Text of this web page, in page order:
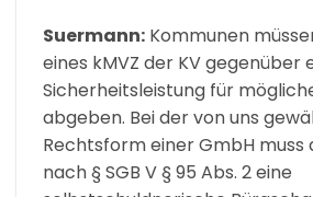
Suermann: Kommunen
eines kMVZ der KV gegenüber
Sicherheitsleistung für
abgeben. Bei der von uns
Rechtsform einer GmbH muss
nach § SGB V § 95 Abs. 2 eine